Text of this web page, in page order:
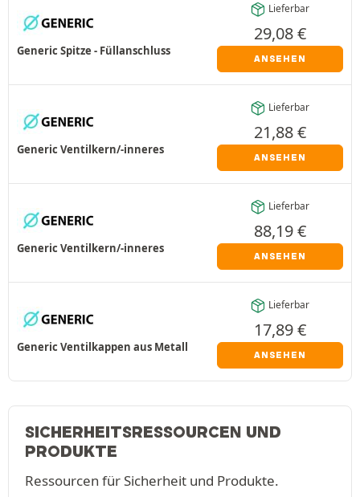
Generic Spitze - Füllanschluss
Lieferbar
29,08€
ANSEHEN
Generic Ventilkern/-inneres
Lieferbar
21,88€
ANSEHEN
Generic Ventilkern/-inneres
Lieferbar
88,19€
ANSEHEN
Generic Ventilkappen aus Metall
Lieferbar
17,89€
ANSEHEN
SICHERHEITSRESSOURCEN UND
PRODUKTE
Ressourcen für Sicherheit und Produkte.